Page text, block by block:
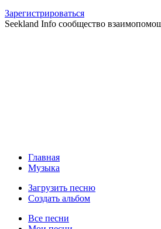
Зарегистрироваться
Seekland Info сообщество
Главная
Музыка
Загрузить песню
Создать альбом
Все песни